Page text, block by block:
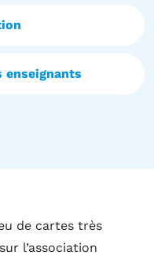
enseignants
de cartes très
l’association